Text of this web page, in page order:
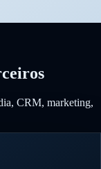
CRM, marketing,